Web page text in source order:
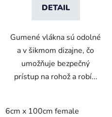
DETAIL
Gumené vlákna sú odolné
a v šikmom dizajne, čo
umožňuje bezpečný
prístup na rohož a robí...
6cm x 100cm female